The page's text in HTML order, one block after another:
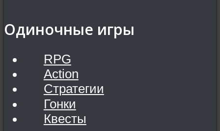
Одиночные игры
RPG
Action
Стратегии
Гонки
Квесты